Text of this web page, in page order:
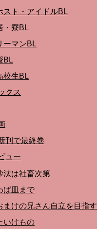
スト・アイドルBL
・寮BL
ーマンBL
BL
校生BL
クス
刊で最終巻
ュー
汰は社畜次第
ば皿まで
まけの兄さん自立を目指す
いけもの